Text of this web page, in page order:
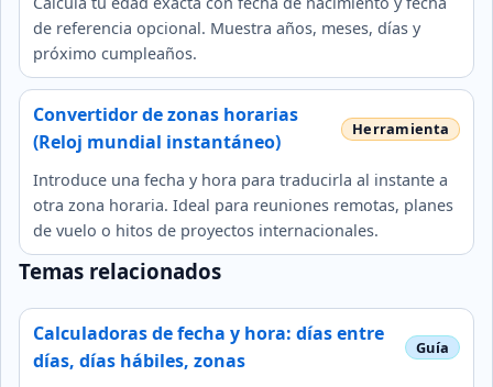
de referencia opcional. Muestra años, meses, días y
próximo cumpleaños.
Convertidor de zonas horarias
(Reloj mundial instantáneo)
Introduce una fecha y hora para traducirla al instante a
otra zona horaria. Ideal para reuniones remotas, planes
de vuelo o hitos de proyectos internacionales.
Temas relacionados
Calculadoras de fecha y hora: días entre
días, días hábiles, zonas